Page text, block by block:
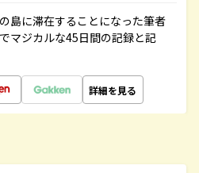
島に滞在することになった筆者
マジカルな45日間の記録と記
詳細を見る